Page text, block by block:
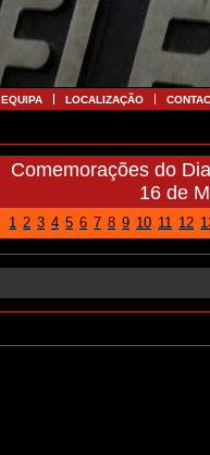
EQUIPA LOCALIZAÇÃO
Comemorações do
16 de
1 2 3 4 5 6 7 8 9 10 11 12